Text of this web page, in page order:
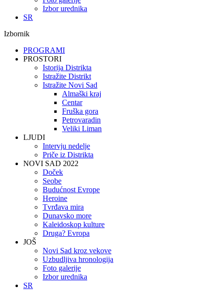
Izbor urednika
SR
Izbornik
PROGRAMI
PROSTORI
Istorija Distrikta
Istražite Distrikt
Istražite Novi Sad
Almaški kraj
Centar
Fruška gora
Petrovaradin
Veliki Liman
LJUDI
Intervju nedelje
Priče iz Distrikta
NOVI SAD 2022
Doček
Seobe
Budućnost Evrope
Heroine
Tvrđava mira
Dunavsko more
Kaleidoskop kulture
Druga? Evropa
JOŠ
Novi Sad kroz vekove
Uzbudljiva hronologija
Foto galerije
Izbor urednika
SR